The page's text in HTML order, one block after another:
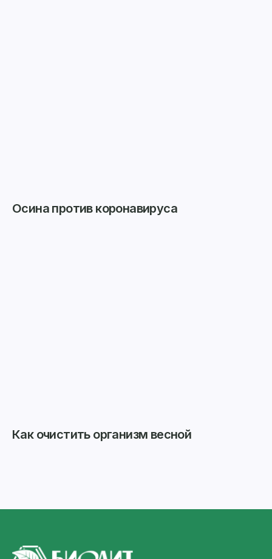
Осина против коронавируса
Как очистить организм весной